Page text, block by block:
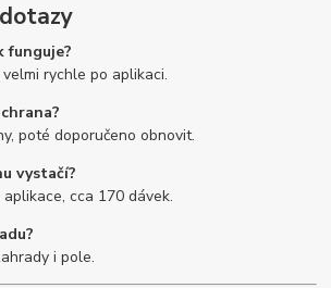
funguje?
rychle po aplikaci.
poté doporučeno obnovit.
vystačí?
cca 170 dávek.
i pole.